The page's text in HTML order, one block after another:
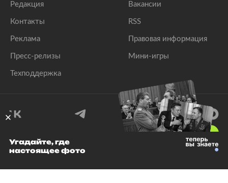
Редакция
Контакты
Реклама
Пресс-релизы
Техподдержка
Вакансии
RSS
Правовая информация
Мини-игры
© 1999–2026 Все права защищены.
Угадайте, где
настоящее фото